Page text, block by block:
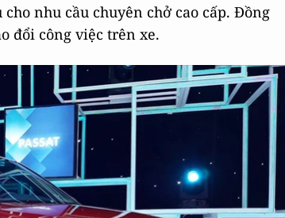
nhu cầu chuyên chở cao cấp. Đồng
đổi công việc trên xe.